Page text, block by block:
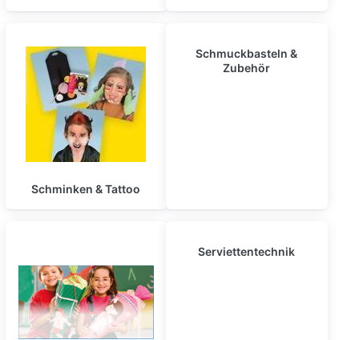
Schminken & Tattoo
Schmuckbasteln &
Zubehör
Serviettentechnik